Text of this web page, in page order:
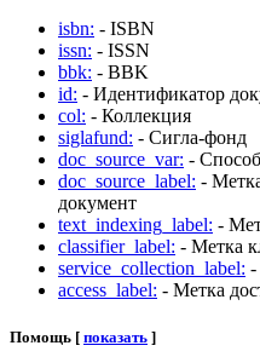
isbn: - ISBN
issn: - ISSN
bbk: - BBK
id: - Идентификатор
col: - Коллекция
siglafund: - Сигла-фонд
doc_source_var: -
doc_source_label: -
документ
text_indexing_label: -
classifier_label: - Метка
service_collection_label: -
access_label: - Метка
Помощь [ показать ]